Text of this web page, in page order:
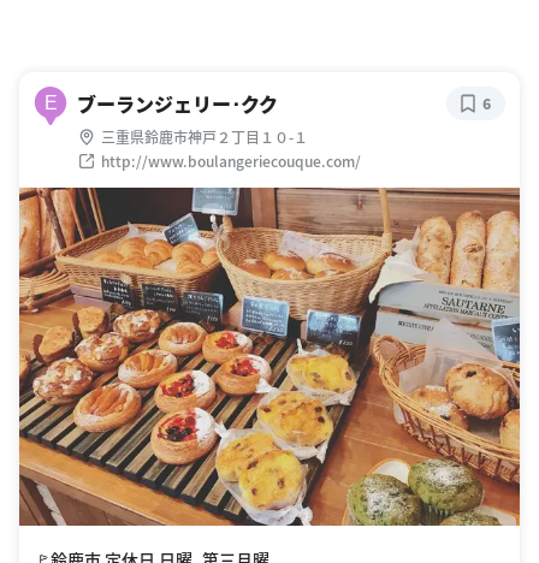
E ブーランジェリー･クク
三重県鈴鹿市神戸２丁目１０-１
http://www.boulangeriecouque.com/
6